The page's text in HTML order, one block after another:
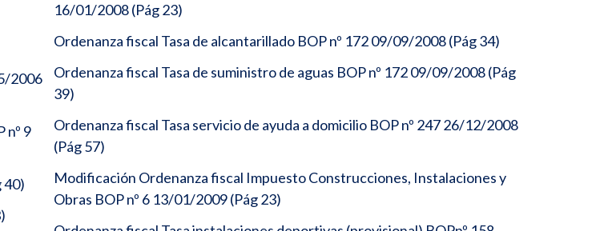
2006
nº 9
40)
16/01/2008 (Pág 23)
Ordenanza fiscal Tasa de alcantarillado BOP nº 172 09/09/2008 (Pág 34)
Ordenanza fiscal Tasa de suministro de aguas BOP nº 172 09/09/2008 (Pág
39)
Ordenanza fiscal Tasa servicio de ayuda a domicilio BOP nº 247 26/12/2008
(Pág 57)
Modificación Ordenanza fiscal Impuesto Construcciones, Instalaciones y
Obras BOP nº 6 13/01/2009 (Pág 23)